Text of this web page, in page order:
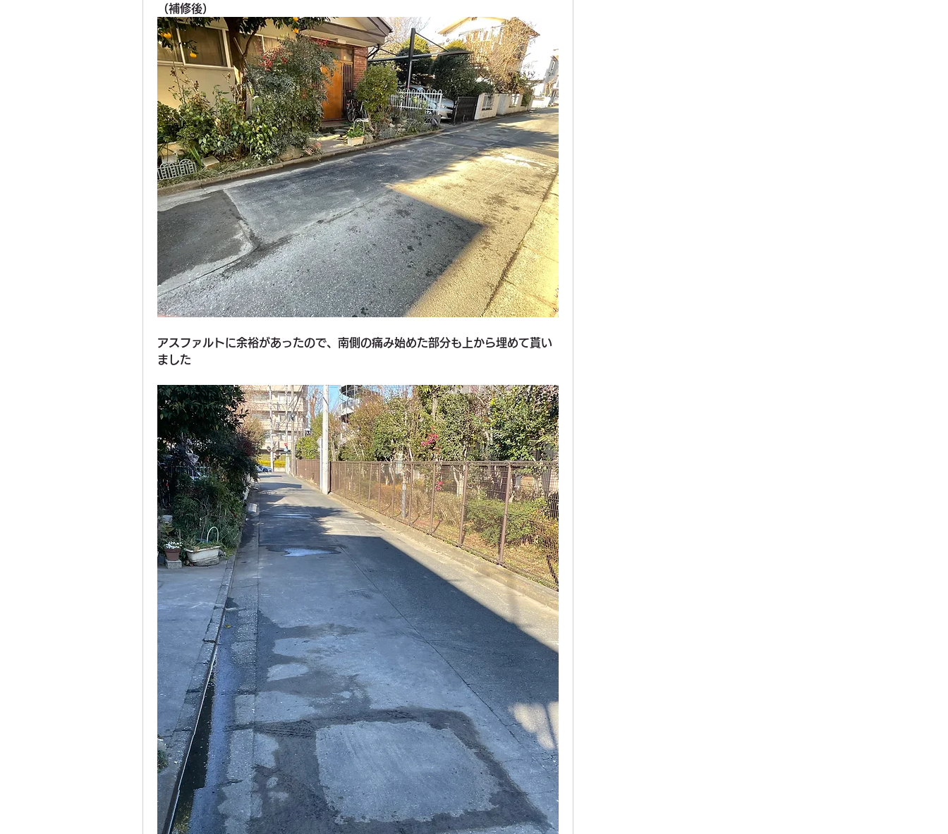
（補修後）
アスファルトに余裕があったので、南側の痛み始めた部分も上から埋めて貰い
ました